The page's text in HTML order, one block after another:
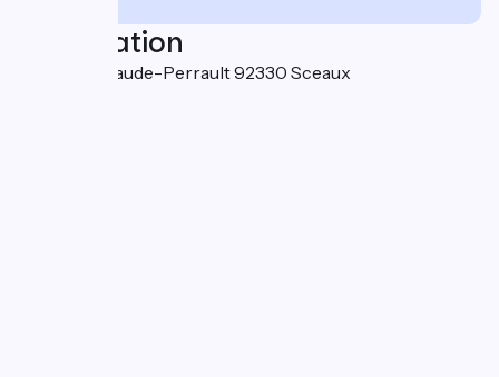
Localisation
8, avenue Claude-Perrault 92330 Sceaux